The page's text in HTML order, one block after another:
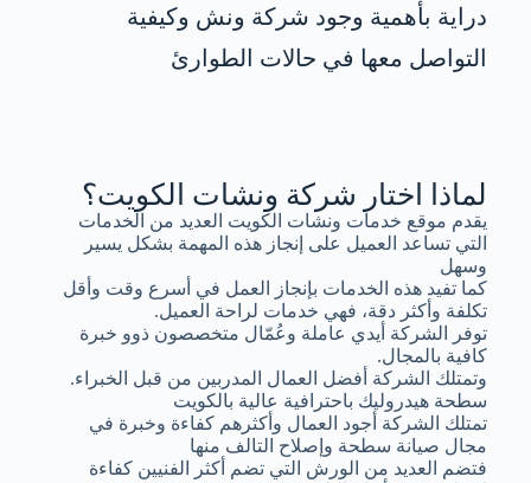
دراية بأهمية وجود شركة ونش وكيفية
التواصل معها في حالات الطوارئ
لماذا اختار شركة ونشات الكويت؟
يقدم موقع خدمات ونشات الكويت العديد من الخدمات
التي تساعد العميل على إنجاز هذه المهمة بشكل يسير
وسهل
كما تفيد هذه الخدمات بإنجاز العمل في أسرع وقت وأقل
تكلفة وأكثر دقة، فهي خدمات لراحة العميل.
توفر الشركة أيدي عاملة وعُمّال متخصصون ذوو خبرة
كافية بالمجال.
وتمتلك الشركة أفضل العمال المدربين من قبل الخبراء.
سطحة هيدروليك باحترافية عالية بالكويت
تمتلك الشركة أجود العمال وأكثرهم كفاءة وخبرة في
مجال صيانة سطحة وإصلاح التالف منها
فتضم العديد من الورش التي تضم أكثر الفنيين كفاءة